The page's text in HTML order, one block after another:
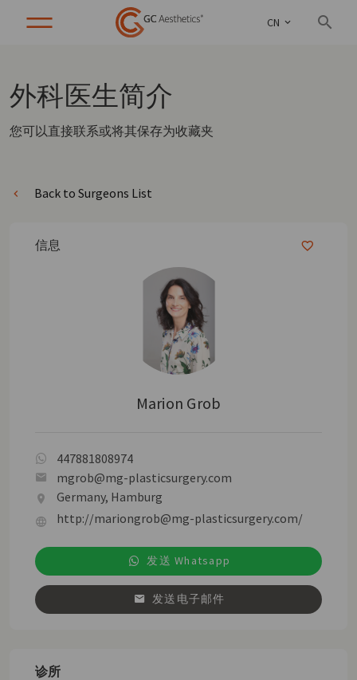
CN
外科医生简介
您可以直接联系或将其保存为收藏夹
Back to Surgeons List
信息
Marion Grob
447881808974
mgrob@mg-plasticsurgery.com
Germany, Hamburg
http://mariongrob@mg-plasticsurgery.com/
发送 Whatsapp
发送电子邮件
诊所